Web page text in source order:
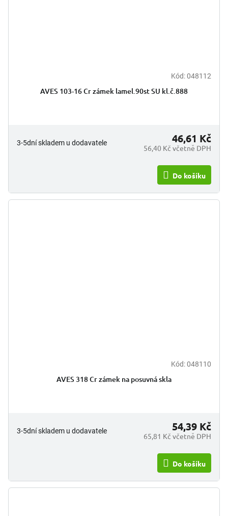
Kód:048112
AVES 103-16 Cr zámek lamel.90st SU kl.č.888
3-5dní skladem u dodavatele
56,40 Kč včetně DPH
46,61 Kč
Do košíku
hvězdiček.
Kód:048110
AVES 318 Cr zámek na posuvná skla
3-5dní skladem u dodavatele
65,81 Kč včetně DPH
54,39 Kč
Do košíku